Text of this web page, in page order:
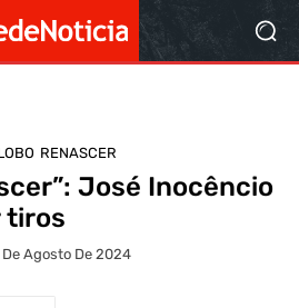
RENASCER
José Inocêncio
tiros
De Agosto De 2024